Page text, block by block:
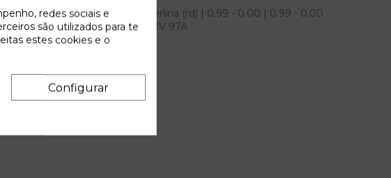
para hyundai lantra berlina (rd) | 0.99 - 0.00 | 0.99 - 0.00
IAM A13VI274 3730029000 12V 97A
redes sociais e
são utilizados para te
estes cookies e o
Configurar